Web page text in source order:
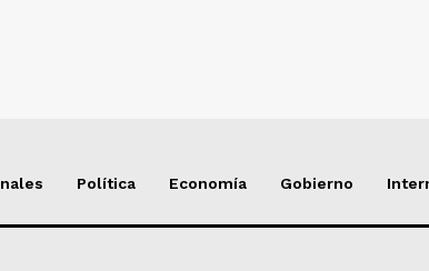
Política Economía Gobierno